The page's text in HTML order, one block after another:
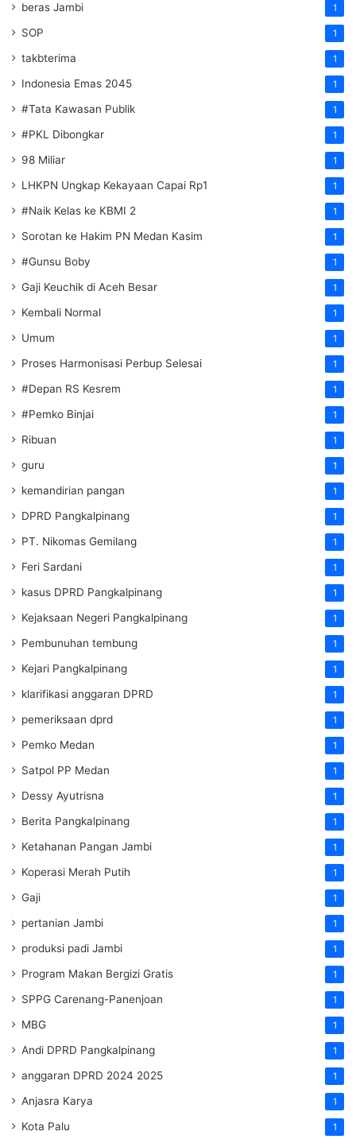
beras Jambi 1
SOP 1
takbterima 1
Indonesia Emas 2045 1
#Tata Kawasan Publik 1
#PKL Dibongkar 1
98 Miliar 1
LHKPN Ungkap Kekayaan Capai Rp1 1
#Naik Kelas ke KBMI 2 1
Sorotan ke Hakim PN Medan Kasim 1
#Gunsu Boby 1
Gaji Keuchik di Aceh Besar 1
Kembali Normal 1
Umum 1
Proses Harmonisasi Perbup Selesai 1
#Depan RS Kesrem 1
#Pemko Binjai 1
Ribuan 1
guru 1
kemandirian pangan 1
DPRD Pangkalpinang 1
PT. Nikomas Gemilang 1
Feri Sardani 1
kasus DPRD Pangkalpinang 1
Kejaksaan Negeri Pangkalpinang 1
Pembunuhan tembung 1
Kejari Pangkalpinang 1
klarifikasi anggaran DPRD 1
pemeriksaan dprd 1
Pemko Medan 1
Satpol PP Medan 1
Dessy Ayutrisna 1
Berita Pangkalpinang 1
Ketahanan Pangan Jambi 1
Koperasi Merah Putih 1
Gaji 1
pertanian Jambi 1
produksi padi Jambi 1
Program Makan Bergizi Gratis 1
SPPG Carenang-Panenjoan 1
MBG 1
Andi DPRD Pangkalpinang 1
anggaran DPRD 2024 2025 1
Anjasra Karya 1
Kota Palu 1